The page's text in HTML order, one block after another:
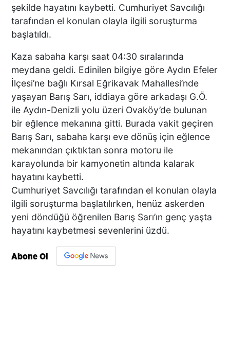
şekilde hayatını kaybetti. Cumhuriyet Savcılığı
tarafından el konulan olayla ilgili soruşturma
başlatıldı.
Kaza sabaha karşı saat 04:30 sıralarında
meydana geldi. Edinilen bilgiye göre Aydın Efeler
İlçesi’ne bağlı Kırsal Eğrikavak Mahallesi’nde
yaşayan Barış Sarı, iddiaya göre arkadaşı G.Ö.
ile Aydın-Denizli yolu üzeri Ovaköy’de bulunan
bir eğlence mekanına gitti. Burada vakit geçiren
Barış Sarı, sabaha karşı eve dönüş için eğlence
mekanından çıktıktan sonra motoru ile
karayolunda bir kamyonetin altında kalarak
hayatını kaybetti.
Cumhuriyet Savcılığı tarafından el konulan olayla
ilgili soruşturma başlatılırken, henüz askerden
yeni döndüğü öğrenilen Barış Sarı’ın genç yaşta
hayatını kaybetmesi sevenlerini üzdü.
Abone Ol